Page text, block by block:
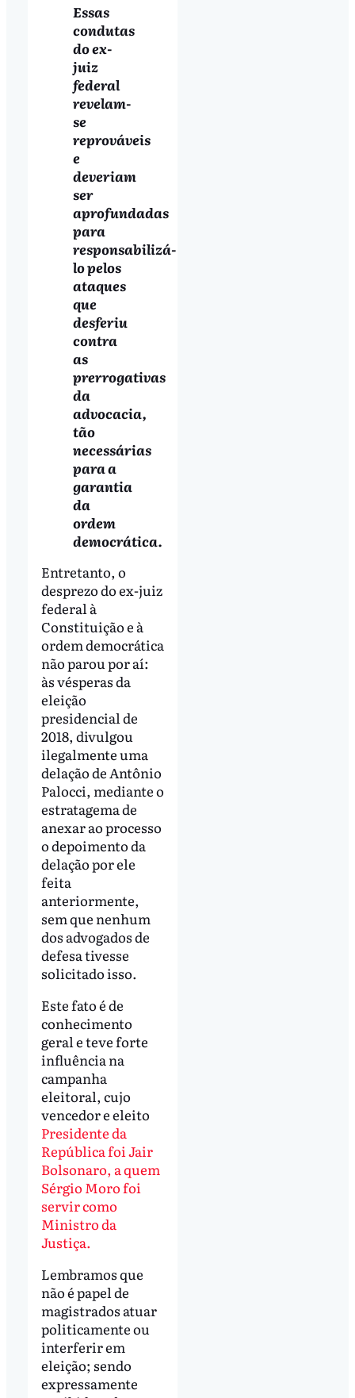
Essas
condutas
do ex-
juiz
federal
revelam-
se
reprováveis
e
deveriam
ser
aprofundadas
para
responsabilizá-
lo pelos
ataques
que
desferiu
contra
as
prerrogativas
da
advocacia,
tão
necessárias
para a
garantia
da
ordem
democrática.
Entretanto, o
desprezo do ex-juiz
federal à
Constituição e à
ordem democrática
não parou por aí:
às vésperas da
eleição
presidencial de
2018, divulgou
ilegalmente uma
delação de Antônio
Palocci, mediante o
estratagema de
anexar ao processo
o depoimento da
delação por ele
feita
anteriormente,
sem que nenhum
dos advogados de
defesa tivesse
solicitado isso.
Este fato é de
conhecimento
geral e teve forte
influência na
campanha
eleitoral, cujo
vencedor e eleito
Presidente da
República foi Jair
Bolsonaro, a quem
Sérgio Moro foi
servir como
Ministro da
Justiça.
Lembramos que
não é papel de
magistrados atuar
politicamente ou
interferir em
eleição; sendo
expressamente